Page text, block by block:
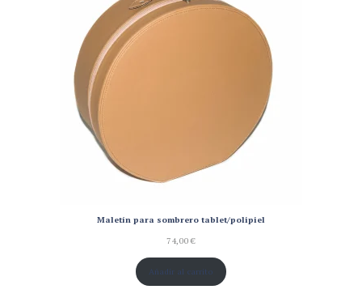
Maletín para sombrero tablet/polipiel
74,00€
Añadir al carrito